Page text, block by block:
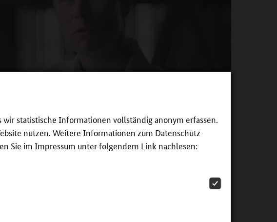
statistische Informationen vollständig anonym erfassen.
nutzen. Weitere Informationen zum Datenschutz
Sie im Impressum unter folgendem Link nachlesen: